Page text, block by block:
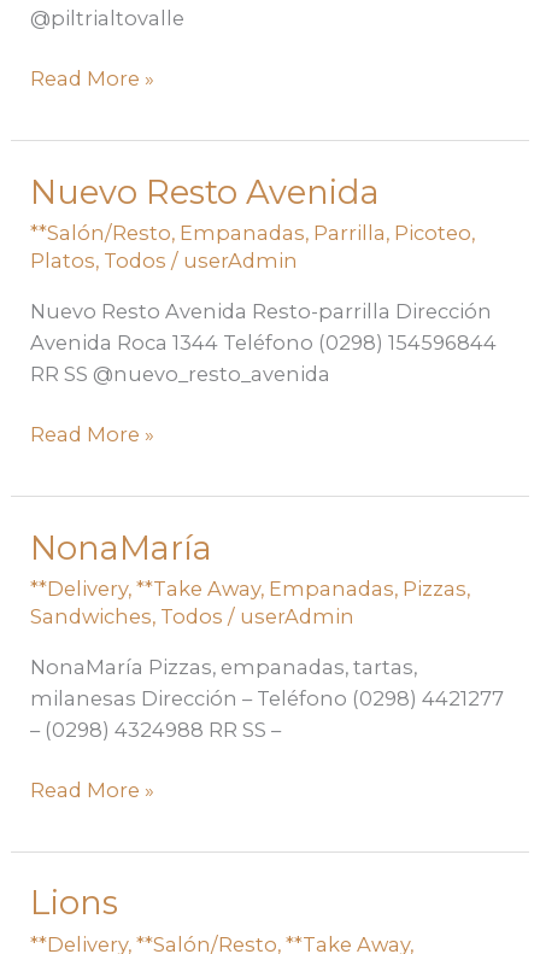
@piltrialtovalle
Read More »
Nuevo Resto Avenida
**Salón/Resto, Empanadas, Parrilla, Picoteo,
Platos, Todos / userAdmin
Nuevo Resto Avenida Resto-parrilla Dirección
Avenida Roca 1344 Teléfono (0298) 154596844
RR SS @nuevo_resto_avenida
Nuevo
Avenida
Read More »
NonaMaría
**Delivery,**Take Away, Empanadas, Pizzas,
Sandwiches, Todos / userAdmin
NonaMaría Pizzas, empanadas, tartas,
milanesas Dirección – Teléfono (0298) 4421277
– (0298) 4324988 RR SS –
NonaMaría
Read More »
Lions
**Delivery,**Salón/Resto,**Take Away,
Lions